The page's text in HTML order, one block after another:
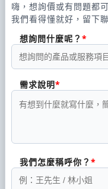
嗨，想詢價或有問題都
我們看得懂就好，留下
想詢問什麼呢？
需求說明
我們怎麼稱呼你？